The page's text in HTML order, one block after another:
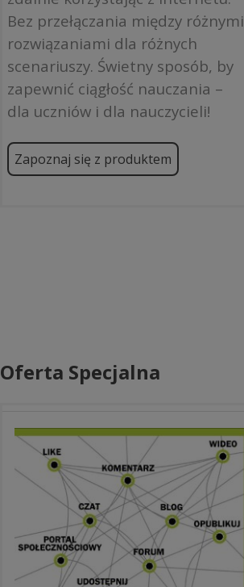
Bez przełączania między różnymi
rozwiązaniami dla różnych
scenariuszy. Świetny sposób, by
zapewnić ciągłość nauczania –
dla uczniów i dla nauczycieli!
Zapoznaj się z produktem
Oferta Specjalna